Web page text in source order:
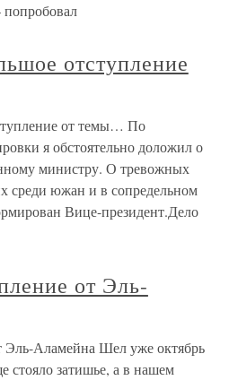
отступление
от темы… По
я обстоятельно доложил о
министру. О тревожных
среди южан и в сопредельном
Вице-президент.Дело
от Эль-
Эль-Аламейна Шел уже октябрь
стояло затишье, а в нашем